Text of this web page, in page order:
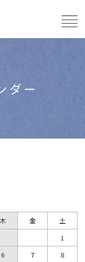
ダー
木 金
土
1
6 7
8